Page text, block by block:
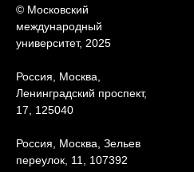
© Московский
международный
университет, 2025
Россия, Москва,
Ленинградский проспект,
17, 125040
Россия, Москва, Зельев
переулок, 11, 107392